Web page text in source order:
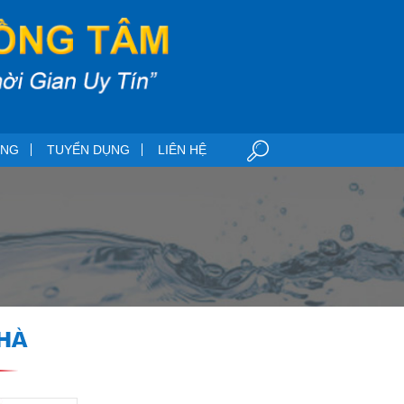
TUYỂN DỤNG LIÊN HỆ